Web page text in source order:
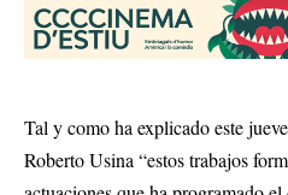
Tal y como ha explicado este
Roberto Usina “estos trabajos